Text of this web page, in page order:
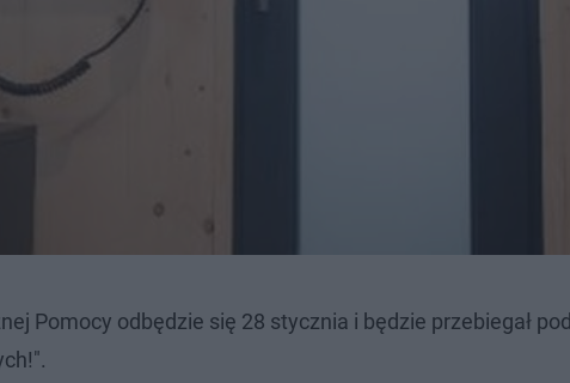
Pomocy odbędzie się 28 stycznia i będzie przebiegał pod